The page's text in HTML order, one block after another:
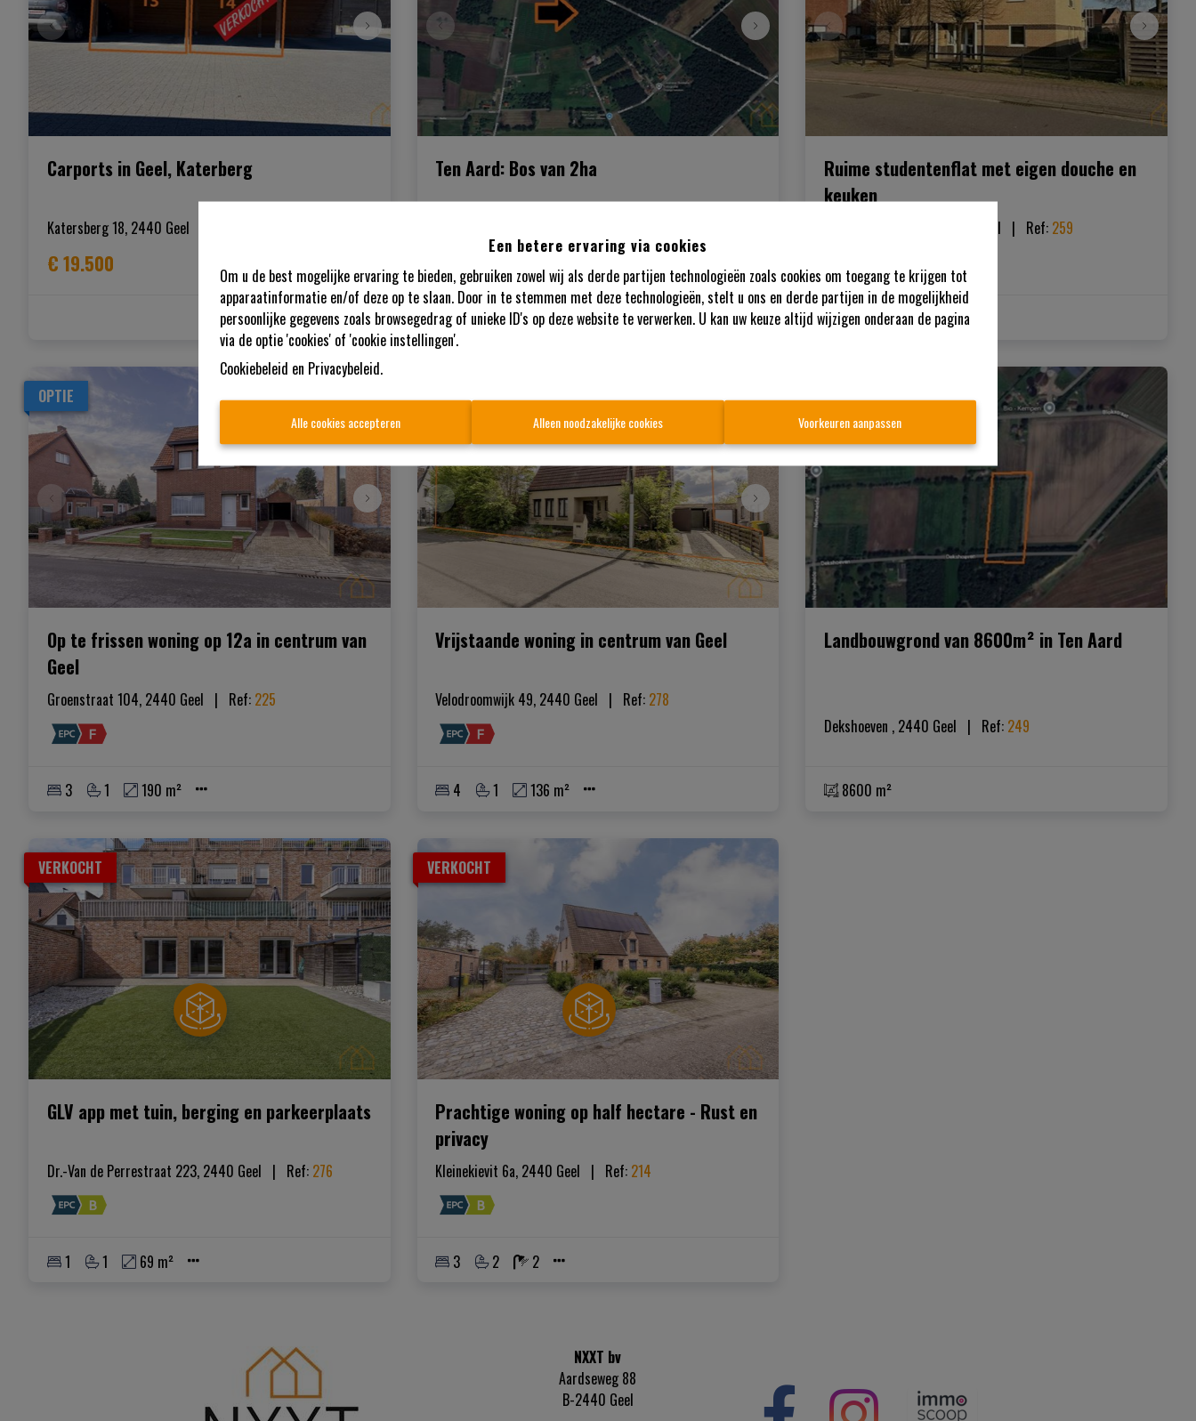
Een betere ervaring via cookies
Om u de best mogelijke ervaring te bieden, gebruiken zowel wij als derde partijen technologieën zoals cookies om toegang te krijgen tot
apparaatinformatie en/of deze op te slaan. Door in te stemmen met deze technologieën, stelt u ons en derde partijen in de mogelijkheid
persoonlijke gegevens zoals browsegedrag of unieke ID's op deze website te verwerken. U kan uw keuze altijd wijzigen onderaan de pagina
via de optie 'cookies' of 'cookie instellingen'.
Cookiebeleid en Privacybeleid.
Alle cookies accepteren Alleen noodzakelijke cookies Voorkeuren aanpassen
Carports in Geel, Katerberg
Katersberg 18, 2440 Geel
€ 19.500
Ten Aard: Bos van 2ha
€ 80.000
21152 m²
Ruime studentenflat met eigen douche en
keuken
Groenstraat 79 2.03, 2440 Geel | Ref: 259
1 1 30 m²
OPTIE
Op te frissen woning op 12a in centrum van
Geel
Groenstraat 104, 2440 Geel | Ref: 225
3 1 190 m²
OPTIE
Vrijstaande woning in centrum van Geel
Velodroomwijk 49, 2440 Geel | Ref: 278
4 1 136 m²
VERKOCHT
Landbouwgrond van 8600m² in Ten Aard
Dekshoeven , 2440 Geel | Ref: 249
8600 m²
VERKOCHT
GLV app met tuin, berging en parkeerplaats
Dr.-Van de Perrestraat 223, 2440 Geel | Ref: 276
1 1 69 m²
VERKOCHT
Prachtige woning op half hectare - Rust en
privacy
Kleinekievit 6a, 2440 Geel | Ref: 214
3 2 2
NXXT bv
Aardseweg 88
B-2440 Geel